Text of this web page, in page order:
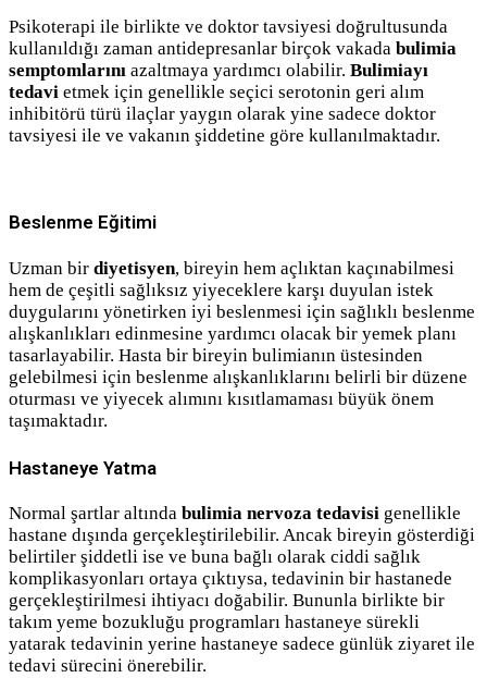
Psikoterapi ile birlikte ve doktor tavsiyesi doğrultusunda
kullanıldığı zaman antidepresanlar birçok vakada bulimia
semptomlarını azaltmaya yardımcı olabilir. Bulimiayı
tedavi etmek için genellikle seçici serotonin geri alım
inhibitörü türü ilaçlar yaygın olarak yine sadece doktor
tavsiyesi ile ve vakanın şiddetine göre kullanılmaktadır.
Beslenme Eğitimi
Uzman bir diyetisyen, bireyin hem açlıktan kaçınabilmesi
hem de çeşitli sağlıksız yiyeceklere karşı duyulan istek
duygularını yönetirken iyi beslenmesi için sağlıklı beslenme
alışkanlıkları edinmesine yardımcı olacak bir yemek planı
tasarlayabilir. Hasta bir bireyin bulimianın üstesinden
gelebilmesi için beslenme alışkanlıklarını belirli bir düzene
oturması ve yiyecek alımını kısıtlamaması büyük önem
taşımaktadır.
Hastaneye Yatma
Normal şartlar altında bulimia nervoza tedavisi genellikle
hastane dışında gerçekleştirilebilir. Ancak bireyin gösterdiği
belirtiler şiddetli ise ve buna bağlı olarak ciddi sağlık
komplikasyonları ortaya çıktıysa, tedavinin bir hastanede
gerçekleştirilmesi ihtiyacı doğabilir. Bununla birlikte bir
takım yeme bozukluğu programları hastaneye sürekli
yatarak tedavinin yerine hastaneye sadece günlük ziyaret ile
tedavi sürecini önerebilir.